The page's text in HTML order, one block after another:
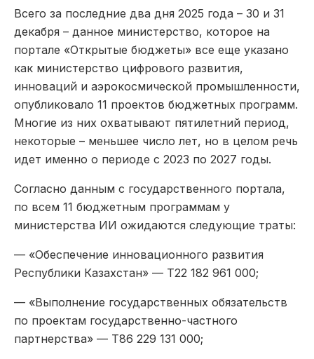
Всего за последние два дня 2025 года – 30 и 31
декабря – данное министерство, которое на
портале «Открытые бюджеты» все еще указано
как министерство цифрового развития,
инноваций и аэрокосмической промышленности,
опубликовало 11 проектов бюджетных программ.
Многие из них охватывают пятилетний период,
некоторые – меньшее число лет, но в целом речь
идет именно о периоде с 2023 по 2027 годы.
Согласно данным с государственного портала,
по всем 11 бюджетным программам у
министерства ИИ ожидаются следующие траты:
— «Обеспечение инновационного развития
Республики Казахстан» — Т22 182 961 000;
— «Выполнение государственных обязательств
по проектам государственно-частного
партнерства» — Т86 229 131 000;